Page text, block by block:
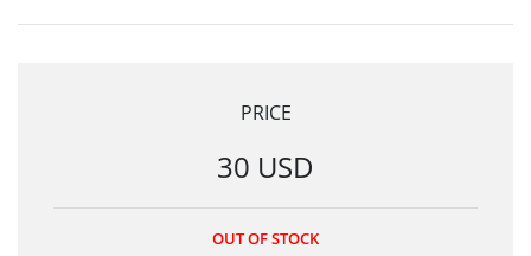
PRICE
30 USD
OUT OF STOCK